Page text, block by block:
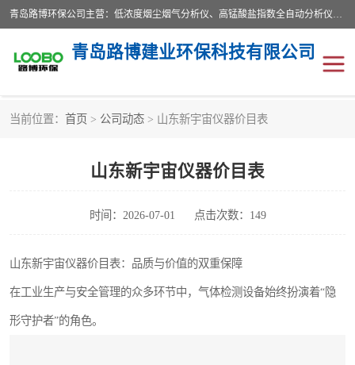
青岛路博环保公司主营：低浓度烟尘烟气分析仪、高锰酸盐指数全自动分析仪、便携式超声波明渠流量计、便携式水质采样器、恒温恒湿称重系统、手持式油烟检测仪等;是一家集环保科研、设计、生产、维护、销售和系统集成为一体的综合性高科技企业。路博人秉承"科学技术是第一生产力的重要理念，倡导环境友好型的生产、生活和消费方式。
青岛路博建业环保科技有限公司
当前位置： 首页 > 公司动态 > 山东新宇宙仪器价目表
山东新宇宙仪器价目表
时间：2026-07-01 点击次数：149
山东新宇宙仪器价目表：品质与价值的双重保障
在工业生产与安全管理的众多环节中，气体检测设备始终扮演着“隐
形守护者”的角色。
手持式油烟检测仪
恒温恒湿称重系统 二恶英采集器
实验室仪器 LB-8110降水降尘采样器
便携式水质采样器 LB-7035油气回收